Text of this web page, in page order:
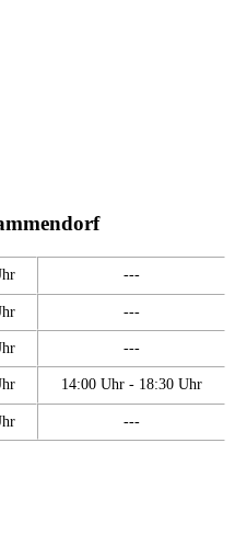
---
---
---
14:00 Uhr - 18:30 Uhr
---